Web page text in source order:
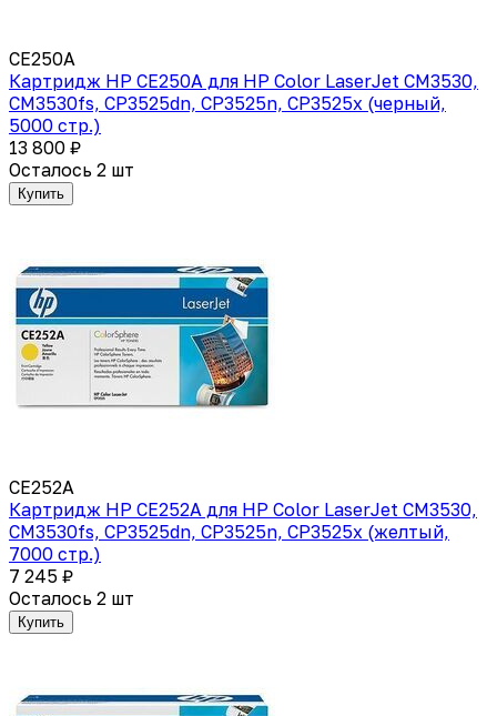
CE250A
Картридж HP CE250A для HP Color LaserJet CM3530,
CM3530fs, CP3525dn, CP3525n, CP3525x (черный,
5000 стр.)
13 800 ₽
Осталось 2 шт
Купить
CE252A
Картридж HP CE252A для HP Color LaserJet CM3530,
CM3530fs, CP3525dn, CP3525n, CP3525x (желтый,
7000 стр.)
7 245 ₽
Осталось 2 шт
Купить